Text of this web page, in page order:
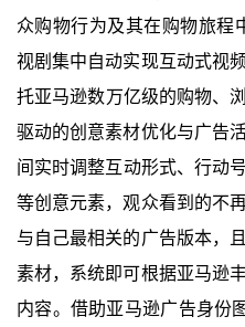
众购物行为及其在购物旅程
视剧集中自动实现互动式视
托亚马逊数万亿级的购物、
驱动的创意素材优化与广告
间实时调整互动形式、行动
等创意元素，观众看到的不
与自己最相关的广告版本，
素材，系统即可根据亚马逊
内容。借助亚马逊广告身份